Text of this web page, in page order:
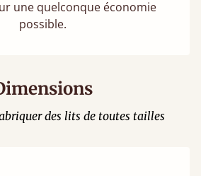
une quelconque économie
possible.
des lits de toutes tailles